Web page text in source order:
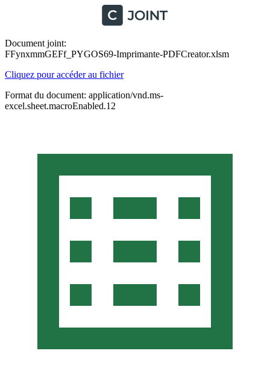
Document joint:
FFynxmmGEFf_PYGOS69-Imprimante-PDFCreator.xlsm
Cliquez pour accéder au fichier
Format du document: application/vnd.ms-
excel.sheet.macroEnabled.12